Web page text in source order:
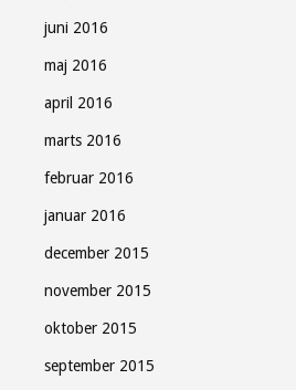
juni 2016
maj 2016
april 2016
marts 2016
februar 2016
januar 2016
december 2015
november 2015
oktober 2015
september 2015